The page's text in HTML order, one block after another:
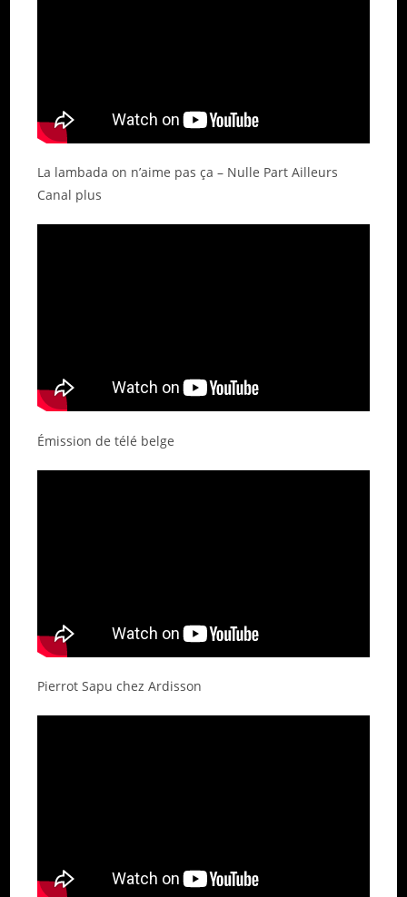
La lambada on n’aime pas ça – Nulle Part Ailleurs
Canal plus
Émission de télé belge
Pierrot Sapu chez Ardisson